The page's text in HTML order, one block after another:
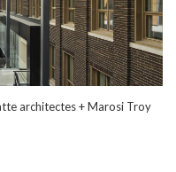
architectes + Marosi Troy